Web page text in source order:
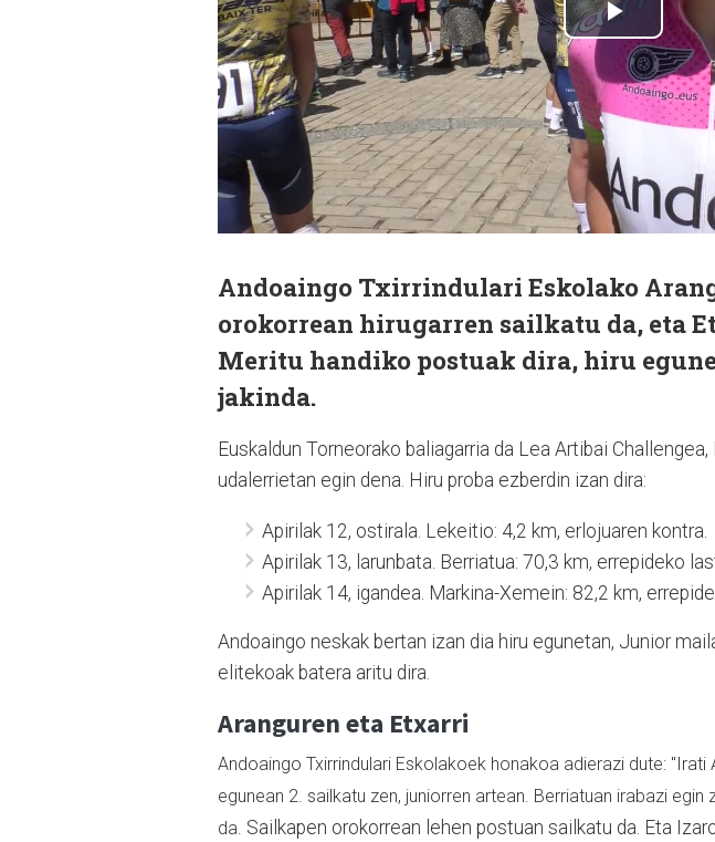
Andoaingo Txirrindulari Eskolako
orokorrean hirugarren sailkatu da, eta
Meritu handiko postuak dira, hiru
jakinda.
Euskaldun Torneorako baliagarria da Lea Artibai
udalerrietan egin dena. Hiru proba ezberdin izan dira:
Apirilak 12, ostirala. Lekeitio: 4,2 km, erlojuaren kontra.
Apirilak 13, larunbata. Berriatua: 70,3 km, errepideko
Apirilak 14, igandea. Markina-Xemein: 82,2 km,
Andoaingo neskak bertan izan dia hiru egunetan, Junior
elitekoak batera aritu dira.
Aranguren eta Etxarri
Andoaingo Txirrindulari Eskolakoek honakoa adierazi dute:
egunean 2. sailkatu zen, juniorren artean. Berriatuan irabazi egin
da. Sailkapen orokorrean lehen postuan sailkatu da. Eta